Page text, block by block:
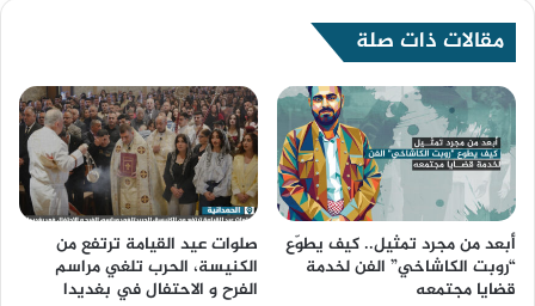
مقالات ذات صلة
أبعد من مجرد تمثيل.. كيف يطوّع
“روبت الكاشاخي” الفن لخدمة
قضايا مجتمعه
صلوات عيد القيامة ترتفع من
الكنيسة، الحرب تلغي مراسم
الفرح و الاحتفال في بغديدا